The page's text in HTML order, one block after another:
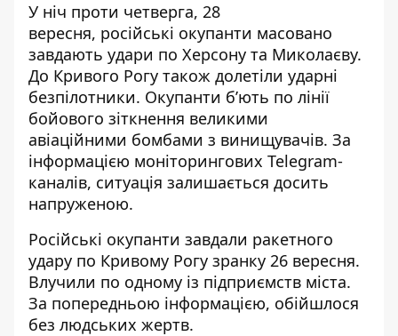
У ніч проти четверга, 28
вересня, російські окупанти масовано
завдають удари по Херсону та Миколаєву.
До Кривого Рогу також долетіли ударні
безпілотники. Окупанти б’ють по лінії
бойового зіткнення великими
авіаційними бомбами з винищувачів. За
інформацією моніторингових Telegram-
каналів, ситуація залишається досить
напруженою.
Російські окупанти завдали ракетного
удару по Кривому Рогу зранку 26 вересня.
Влучили по одному із підприємств міста.
За попередньою інформацією, обійшлося
без людських жертв.